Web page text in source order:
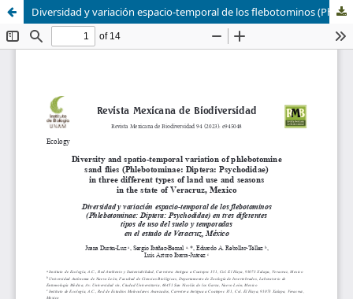
Diversidad y variación espacio-temporal de los flebotominos (Phlebotominae: Diptera: Psychodidae) en tres diferentes tipos de uso del suelo y temporadas en el estado de Veracruz, México